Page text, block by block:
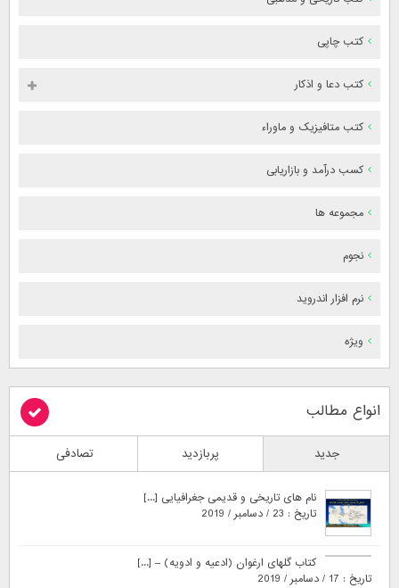
کتب چاپی
کتب دعا و اذکار
کتب متافیزیک و ماوراء
کسب درآمد و بازاریابی
مجموعه ها
نجوم
نرم افزار اندروید
ویژه
انواع مطالب
جدید پربازدید تصادفی
نام های تاریخی و قدیمی جغرافیایی [...]
تاریخ : 23 / دسامبر / 2019
کتاب گلهای ارغوان (ادعیه و ادویه) – [...]
تاریخ : 17 / دسامبر / 2019